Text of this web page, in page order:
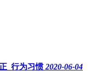
_行为习惯 2020-06-04